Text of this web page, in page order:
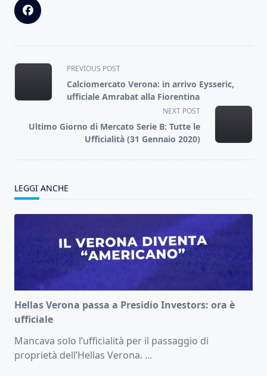
<span
class="nav-
subtitle
reader-
text">Page</span>
PREVIOUS POST
Calciomercato Verona: in arrivo Eysseric,
ufficiale Amrabat alla Fiorentina
NEXT POST
Ultimo Giorno di Mercato Serie B: Tutte le
Ufficialità (31 Gennaio 2020)
LEGGI ANCHE
Hellas Verona passa a Presidio Investors: ora è
ufficiale
Mancava solo l’ufficialità per il passaggio di
proprietà dell’Hellas Verona. ...